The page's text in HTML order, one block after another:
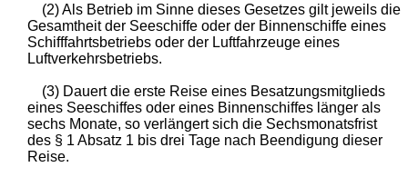
(2) Als Betrieb im Sinne dieses Gesetzes gilt jeweils die
Gesamtheit der Seeschiffe oder der Binnenschiffe eines
Schifffahrtsbetriebs oder der Luftfahrzeuge eines
Luftverkehrsbetriebs.
(3) Dauert die erste Reise eines Besatzungsmitglieds
eines Seeschiffes oder eines Binnenschiffes länger als
sechs Monate, so verlängert sich die Sechsmonatsfrist
des § 1 Absatz 1 bis drei Tage nach Beendigung dieser
Reise.